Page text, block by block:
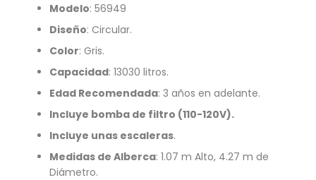
Modelo: 56949
Diseño: Circular.
Color: Gris.
Capacidad: 13030 litros.
Edad Recomendada: 3 años en adelante.
Incluye bomba de filtro (110-120V).
Incluye unas escaleras.
Medidas de Alberca: 1.07 m Alto, 4.27 m de
Diámetro.